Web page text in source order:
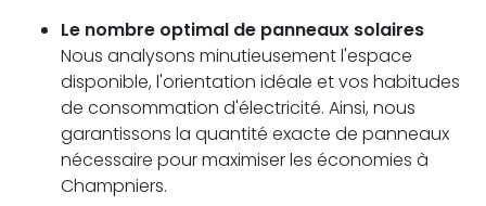
Le nombre optimal de panneaux solaires
Nous analysons minutieusement l'espace
disponible, l'orientation idéale et vos habitudes
de consommation d'électricité. Ainsi, nous
garantissons la quantité exacte de panneaux
nécessaire pour maximiser les économies à
Champniers.